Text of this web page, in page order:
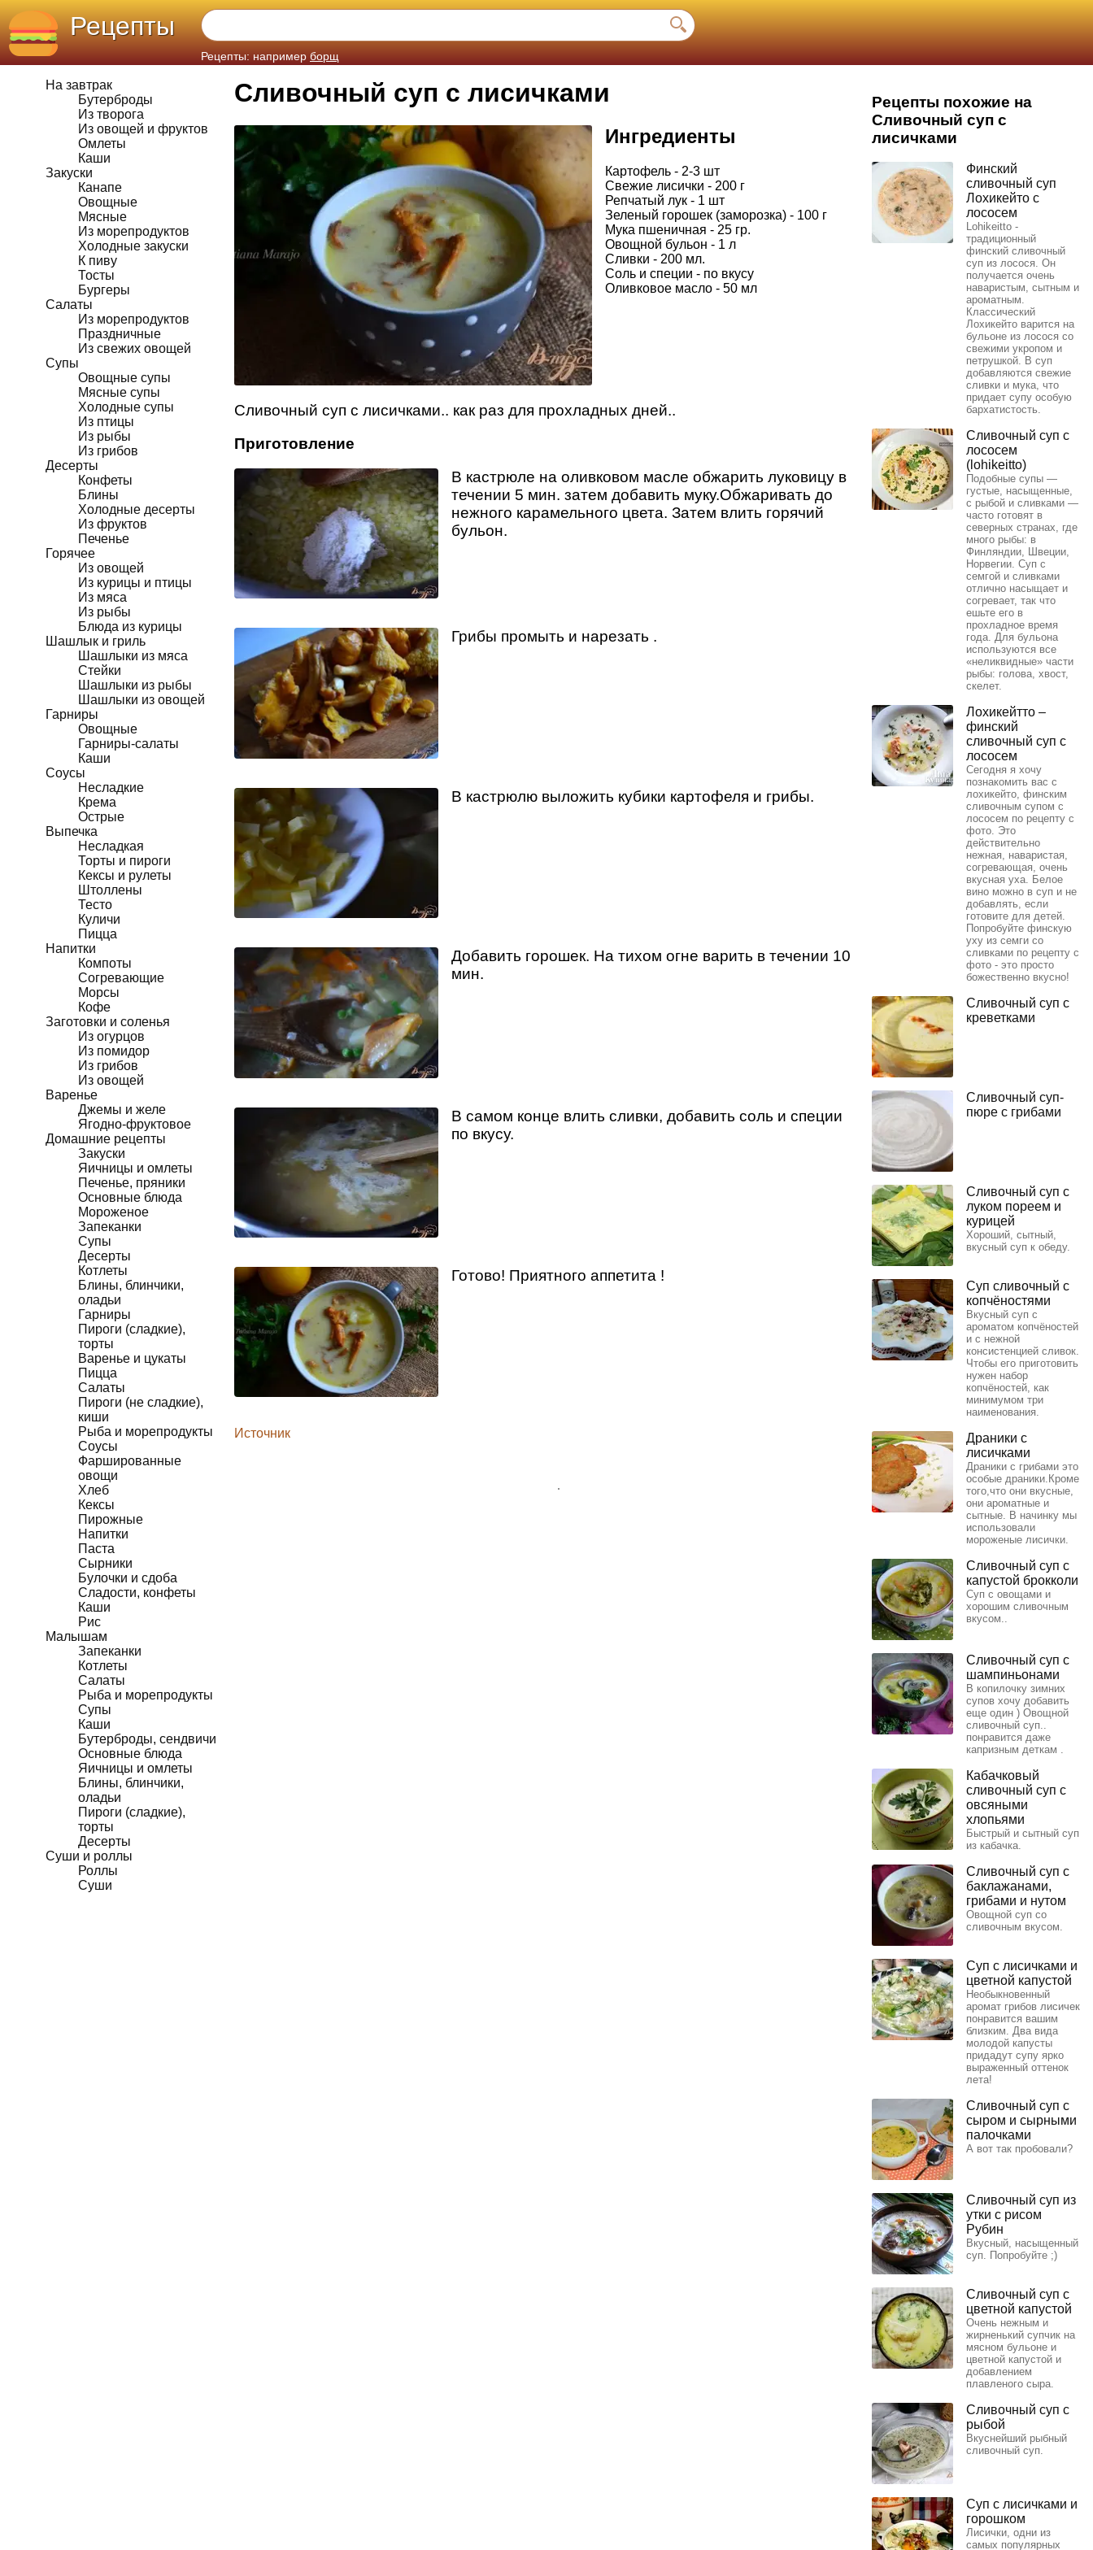
Рецепты
Рецепты: например борщ
На завтрак
Бутерброды
Из творога
Из овощей и фруктов
Омлеты
Каши
Закуски
Канапе
Овощные
Мясные
Из морепродуктов
Холодные закуски
К пиву
Тосты
Бургеры
Салаты
Из морепродуктов
Праздничные
Из свежих овощей
Супы
Овощные супы
Мясные супы
Холодные супы
Из птицы
Из рыбы
Из грибов
Десерты
Конфеты
Блины
Холодные десерты
Из фруктов
Печенье
Горячее
Из овощей
Из курицы и птицы
Из мяса
Из рыбы
Блюда из курицы
Шашлык и гриль
Шашлыки из мяса
Стейки
Шашлыки из рыбы
Шашлыки из овощей
Гарниры
Овощные
Гарниры-салаты
Каши
Соусы
Несладкие
Крема
Острые
Выпечка
Несладкая
Торты и пироги
Кексы и рулеты
Штоллены
Тесто
Куличи
Пицца
Напитки
Компоты
Согревающие
Морсы
Кофе
Заготовки и соленья
Из огурцов
Из помидор
Из грибов
Из овощей
Варенье
Джемы и желе
Ягодно-фруктовое
Домашние рецепты
Закуски
Яичницы и омлеты
Печенье, пряники
Основные блюда
Мороженое
Запеканки
Супы
Десерты
Котлеты
Блины, блинчики,
оладьи
Гарниры
Пироги (сладкие),
торты
Варенье и цукаты
Пицца
Салаты
Пироги (не сладкие),
киши
Рыба и морепродукты
Соусы
Фаршированные
овощи
Хлеб
Кексы
Пирожные
Напитки
Паста
Сырники
Булочки и сдоба
Сладости, конфеты
Каши
Рис
Малышам
Запеканки
Котлеты
Салаты
Рыба и морепродукты
Супы
Каши
Бутерброды, сендвичи
Основные блюда
Яичницы и омлеты
Блины, блинчики,
оладьи
Пироги (сладкие),
торты
Десерты
Суши и роллы
Роллы
Суши
Сливочный суп с лисичками
Ингредиенты
Картофель - 2-3 шт
Свежие лисички - 200 г
Репчатый лук - 1 шт
Зеленый горошек (заморозка) - 100 г
Мука пшеничная - 25 гр.
Овощной бульон - 1 л
Сливки - 200 мл.
Соль и специи - по вкусу
Оливковое масло - 50 мл
Сливочный суп с лисичками.. как раз для прохладных дней..
Приготовление
В кастрюле на оливковом масле обжарить луковицу в
течении 5 мин. затем добавить муку.Обжаривать до
нежного карамельного цвета. Затем влить горячий
бульон.
Грибы промыть и нарезать .
В кастрюлю выложить кубики картофеля и грибы.
Добавить горошек. На тихом огне варить в течении 10
мин.
В самом конце влить сливки, добавить соль и специи
по вкусу.
Готово! Приятного аппетита !
Источник
Рецепты похожие на
Сливочный суп с
лисичками
Финский
сливочный суп
Лохикейто с
лососем
Lohikeitto -
традиционный
финский сливочный
суп из лосося. Он
получается очень
наваристым, сытным и
ароматным.
Классический
Лохикейто варится на
бульоне из лосося со
свежими укропом и
петрушкой. В суп
добавляются свежие
сливки и мука, что
придает супу особую
бархатистость.
Сливочный суп с
лососем
(lohikeitto)
Подобные супы —
густые, насыщенные,
с рыбой и сливками —
часто готовят в
северных странах, где
много рыбы: в
Финляндии, Швеции,
Норвегии. Суп с
семгой и сливками
отлично насыщает и
согревает, так что
ешьте его в
прохладное время
года. Для бульона
используются все
«неликвидные» части
рыбы: голова, хвост,
скелет.
Лохикейтто –
финский
сливочный суп с
лососем
Сегодня я хочу
познакомить вас с
лохикейто, финским
сливочным супом с
лососем по рецепту с
фото. Это
действительно
нежная, наваристая,
согревающая, очень
вкусная уха. Белое
вино можно в суп и не
добавлять, если
готовите для детей.
Попробуйте финскую
уху из семги со
сливками по рецепту с
фото - это просто
божественно вкусно!
Сливочный суп с
креветками
Сливочный суп-
пюре с грибами
Сливочный суп с
луком пореем и
курицей
Хороший, сытный,
вкусный суп к обеду.
Суп сливочный с
копчёностями
Вкусный суп с
ароматом копчёностей
и с нежной
консистенцией сливок.
Чтобы его приготовить
нужен набор
копчёностей, как
минимумом три
наименования.
Драники с
лисичками
Драники с грибами это
особые драники.Кроме
того,что они вкусные,
они ароматные и
сытные. В начинку мы
использовали
мороженые лисички.
Сливочный суп с
капустой брокколи
Суп с овощами и
хорошим сливочным
вкусом..
Сливочный суп с
шампиньонами
В копилочку зимних
супов хочу добавить
еще один ) Овощной
сливочный суп..
понравится даже
капризным деткам .
Кабачковый
сливочный суп с
овсяными
хлопьями
Быстрый и сытный суп
из кабачка.
Сливочный суп с
баклажанами,
грибами и нутом
Овощной суп со
сливочным вкусом.
Суп с лисичками и
цветной капустой
Необыкновенный
аромат грибов лисичек
понравится вашим
близким. Два вида
молодой капусты
придадут супу ярко
выраженный оттенок
лета!
Сливочный суп с
сыром и сырными
палочками
А вот так пробовали?
Сливочный суп из
утки с рисом
Рубин
Вкусный, насыщенный
суп. Попробуйте ;)
Сливочный суп с
цветной капустой
Очень нежным и
жирненький супчик на
мясном бульоне и
цветной капустой и
добавлением
плавленого сыра.
Сливочный суп с
рыбой
Вкуснейший рыбный
сливочный суп.
Суп с лисичками и
горошком
Лисички, одни из
самых популярных